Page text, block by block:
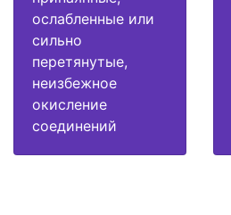
ослабленные или
сильно
перетянутые,
неизбежное
окисление
соединений